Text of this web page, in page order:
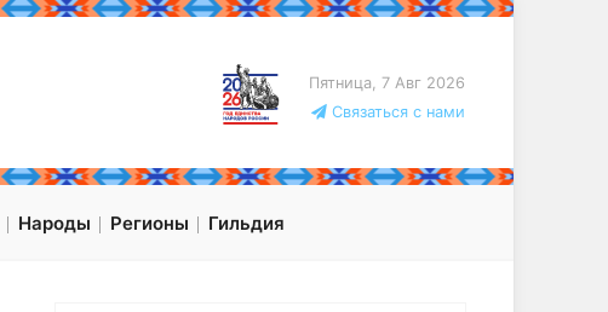
Пятница, 7 Авг 2026
Связаться с нами
Народы Регионы Гильдия